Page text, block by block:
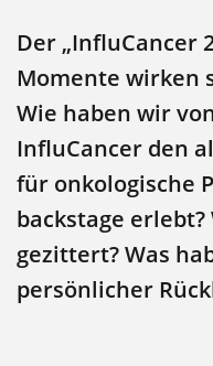
Der „InfluCancer
Momente wirken
Wie haben wir
InfluCancer den
für onkologische
backstage
gezittert? Was
persönlicher